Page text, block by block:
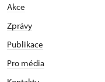
Akce
Zprávy
Publikace
Pro média